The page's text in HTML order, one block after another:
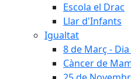
Escola el Drac
Llar d'Infants
Igualtat
8 de Març -
Càncer de